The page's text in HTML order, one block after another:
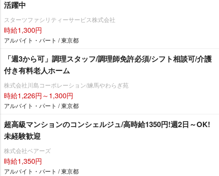
活躍中
スターツファシリティーサービス株式会社
時給1,300円
アルバイト・パート / 東京都
「週3から可」調理スタッフ/調理師免許必須/シフト相談可/介護
付き有料老人ホーム
株式会社川島コーポレーション/練馬やわらぎ苑
時給1,226円～1,300円
アルバイト・パート / 東京都
超高級マンションのコンシェルジュ/高時給1350円!週2日～OK!
未経験歓迎
株式会社ベアーズ
時給1,350円
アルバイト・パート / 東京都